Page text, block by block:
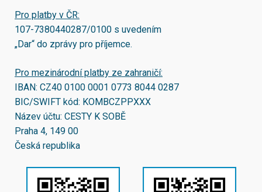
Pro platby v ČR:
107-7380440287/0100 s uvedením
„Dar“ do zprávy pro příjemce.
Pro mezinárodní platby ze zahraničí:
IBAN: CZ40 0100 0001 0773 8044 0287
BIC/SWIFT kód: KOMBCZPPXXX
Název účtu: CESTY K SOBĚ
Praha 4, 149 00
Česká republika